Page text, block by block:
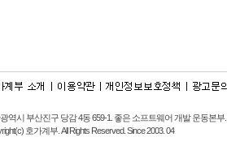
역시 부산진구 당감 4동 659-1. 좋은 소프트웨어 개발 운동본부
호가계부. All Rights Reserved. Since 2003. 04